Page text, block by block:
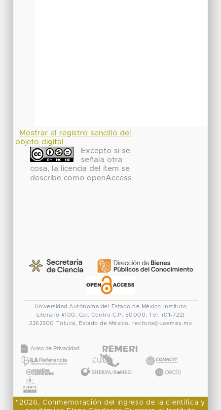
Mostrar el registro sencillo del
objeto digital
Excepto si se
señala otra
cosa, la licencia del ítem se
describe como openAccess
Universidad Autónoma del Estado de México
Instituto
Literario #100. Col. Centro C.P. 50000. Tel. (01-722)
2262300 Toluca, Estado de México. rectoria@uaemex.mx
"2026, Conmemoración del ingreso de la científica y